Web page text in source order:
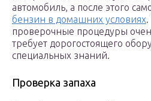
автомобиль, а после этого
бензин в домашних условиях
проверочные процедуры
требует дорогостоящего
специальных знаний.
Проверка запаха